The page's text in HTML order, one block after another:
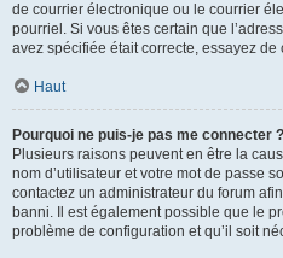
de courrier électronique ou le courrier
pourriel. Si vous êtes certain que
avez spécifiée était correcte, essayez
Haut
Pourquoi ne puis-je pas me connecter ?
Plusieurs raisons peuvent en être la
nom d’utilisateur et votre mot de passe
contactez un administrateur du forum
banni. Il est également possible que le
problème de configuration et qu’il soit